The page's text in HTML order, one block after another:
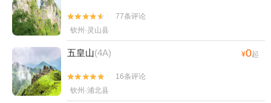


77条评论
钦州·灵山县
五皇山(4A) ¥0起


16条评论
钦州·浦北县